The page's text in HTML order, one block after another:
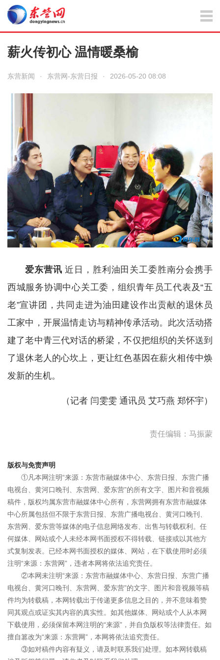
薪火传初心 温情暖桑榆
东营新闻 · 东营网-东营日报 · 2026-05-20 08:08
爱东营讯 近日，胜利油田关工委胜南分会携手
西城服务协调中心关工委，组织青年员工代表及“五
老”宣讲团，共同走进为油田建设作出贡献的退休员
工家中，开展温情走访与精神传承活动。此次活动搭
建了老中青三代对话的桥梁，不仅把组织的关怀送到
了退休老人的心坎上，更让红色基因在薪火相传中焕
发新的生机。
（记者 闫雯雯 通讯员 艾巧燕 郑怀宇）
责任编辑：马振蒙
版权与免责声明
①凡本网注明“来源：东营市融媒体中心、东营日报、东营广播
电视台、黄河口晚刊、东营网、爱东营”的所有文字、图片和音视频
稿件，版权均属东营市融媒体中心所有，东营网拥有东营市融媒体
中心所属包括但不限于东营日报、东营广播电视台、黄河口晚刊、
东营网、爱东营等媒体的电子信息网络发布、出售与转载权利。任
何媒体、网站或个人未经本网书面授权不得转载、链接或以其他方
式复制发表。已经本网书面授权的媒体、网站，在下载使用时必须
注明“来源：东营网”，违者本网将依法追究责任。
②本网未注明“来源：东营市融媒体中心、东营日报、东营广播
电视台、黄河口晚刊、东营网、爱东营”的文字、图片和音视频等稿
件均为转载稿，本网转载出于传递更多信息之目的，并不意味着赞
同其观点或证实其内容的真实性。如其他媒体、网站或个人从本网
下载使用，必须保留本网注明的“来源”，并自负版权等法律责任。如
擅自篡改为“来源：东营网”，本网将依法追究责任。
③如对稿件内容有疑义，请及时联系我们处理。如本网转载稿